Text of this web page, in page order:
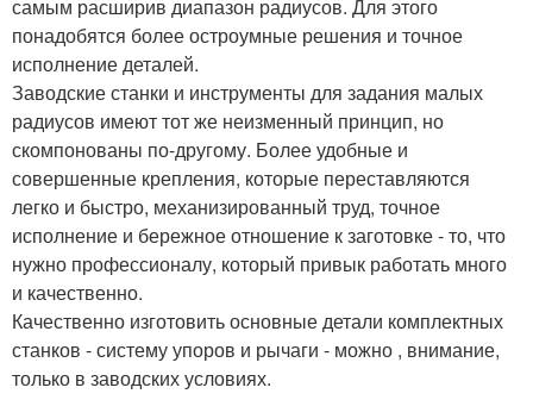
самым расширив диапазон радиусов. Для этого
понадобятся более остроумные решения и точное
исполнение деталей.
Заводские станки и инструменты для задания малых
радиусов имеют тот же неизменный принцип, но
скомпонованы по-другому. Более удобные и
совершенные крепления, которые переставляются
легко и быстро, механизированный труд, точное
исполнение и бережное отношение к заготовке - то, что
нужно профессионалу, который привык работать много
и качественно.
Качественно изготовить основные детали комплектных
станков - систему упоров и рычаги - можно , внимание,
только в заводских условиях.